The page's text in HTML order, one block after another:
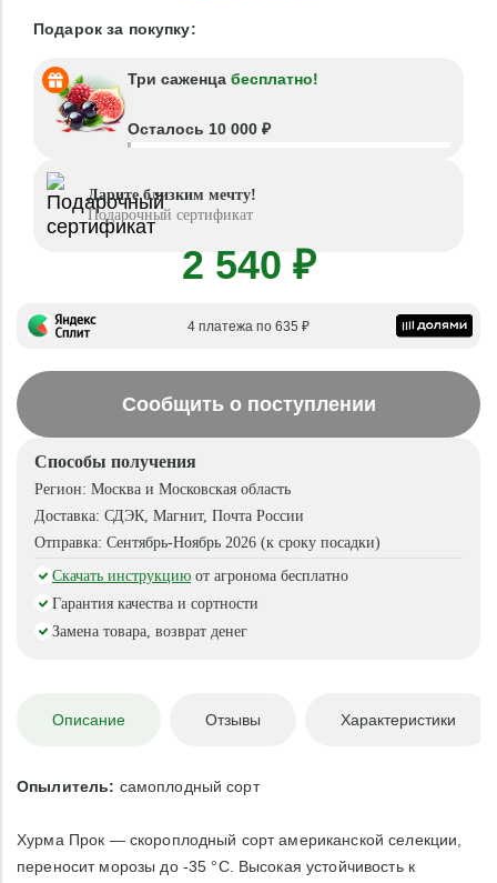
Подарок за покупку:
Три саженца бесплатно!
Осталось 10 000 ₽
Дарите близким мечту!
Подарочный сертификат
2 540 ₽
4 платежа по 635 ₽
Сообщить о поступлении
Способы получения
Регион: Москва и Московская область
Доставка: СДЭК, Магнит, Почта России
Отправка: Сентябрь-Ноябрь 2026 (к сроку посадки)
Скачать инструкцию от агронома бесплатно
Гарантия качества и сортности
Замена товара, возврат денег
Описание Отзывы Характеристики
Опылитель: самоплодный сорт
Хурма Прок — скороплодный сорт американской селекции,
переносит морозы до -35 °C. Высокая устойчивость к